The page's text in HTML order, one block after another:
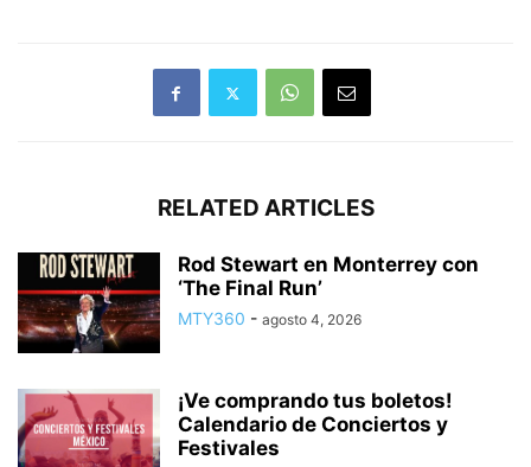
RELATED ARTICLES
Rod Stewart en Monterrey con
‘The Final Run’
MTY360 - agosto 4, 2026
¡Ve comprando tus boletos!
Calendario de Conciertos y
Festivales